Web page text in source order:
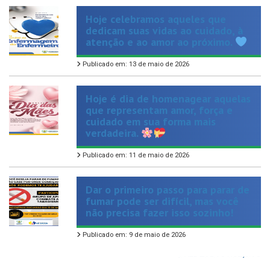
dedicam suas vidas ao cuidado, à
atenção e ao amor ao próximo.
Publicado em: 13 de maio de 2026
Hoje é dia de homenagear aquelas
que representam amor, força e
cuidado em sua forma mais
verdadeira.
Publicado em: 11 de maio de 2026
Dar o primeiro passo para parar de
fumar pode ser difícil, mas você
não precisa fazer isso sozinho!
Publicado em: 9 de maio de 2026
VER TODAS NOTÍCIAS